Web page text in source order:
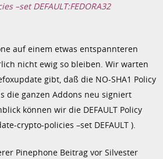
–set DEFAULT:FEDORA32
auf einem etwas entspannteren
nicht ewig so bleiben. Wir warten
gibt, daß die NO-SHA1 Policy
die ganzen Addons neu signiert
können wir die DEFAULT Policy
crypto-policies –set DEFAULT ).
Pinephone Beitrag vor Silvester